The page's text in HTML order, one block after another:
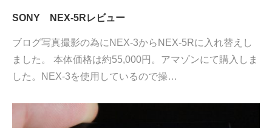
SONY NEX-5Rレビュー
ブログ写真撮影の為にNEX-3からNEX-5Rに入れ替えし
ました。 本体価格は約55,000円。アマゾンにて購入しま
した。NEX-3を使用しているので操…